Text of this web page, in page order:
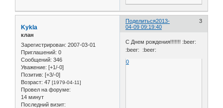
Поделиться 3
2013-
04-09 09:19:40
Kykla
клан
Зарегистрирован: 2007-03-01
Приглашений: 0
Сообщений: 346
Уважение: [+1/-0]
Позитив: [+3/-0]
Возраст: 47 [1979-04-11]
Провел на форуме:
14 минут
Последний визит:
С Днем рождения!!!!!!! :beer:
:beer: :beer:
0